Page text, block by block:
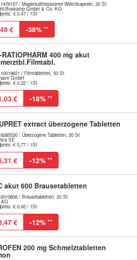
/ Magensaftresistente Weichkapseln, 20 St
Boskamp GmbH & Co. KG
€ 0,47 / 1St
€ -38% **
RATIOPHARM 400 mg akut
/ Filmtabletten, 50 St
GmbH
€ 0,22 / 1St
€ -18% **
extract überzogene Tabletten
/ Überzogene Tabletten, 20 St
SE
€ 0,77 / 1St
€ -12% **
akut 600 Brausetabletten
/ Brausetabletten, 20 St
AG
€ 0,92 / 1St
€ -12% **
200 mg Schmelztabletten